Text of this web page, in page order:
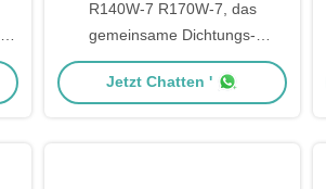
R140W-7 R170W-7, das
gemeinsame Dichtungs-
Ausrüstung 31N440950 31N4-
40950 dreht
Jetzt Chatten '